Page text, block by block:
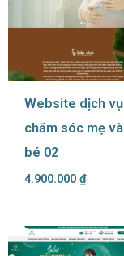
Website dịch vụ
chăm sóc mẹ và
bé 02
4.900.000 ₫